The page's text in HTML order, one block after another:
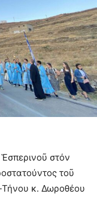
στόν
τοῦ
κ. Δωροθέου